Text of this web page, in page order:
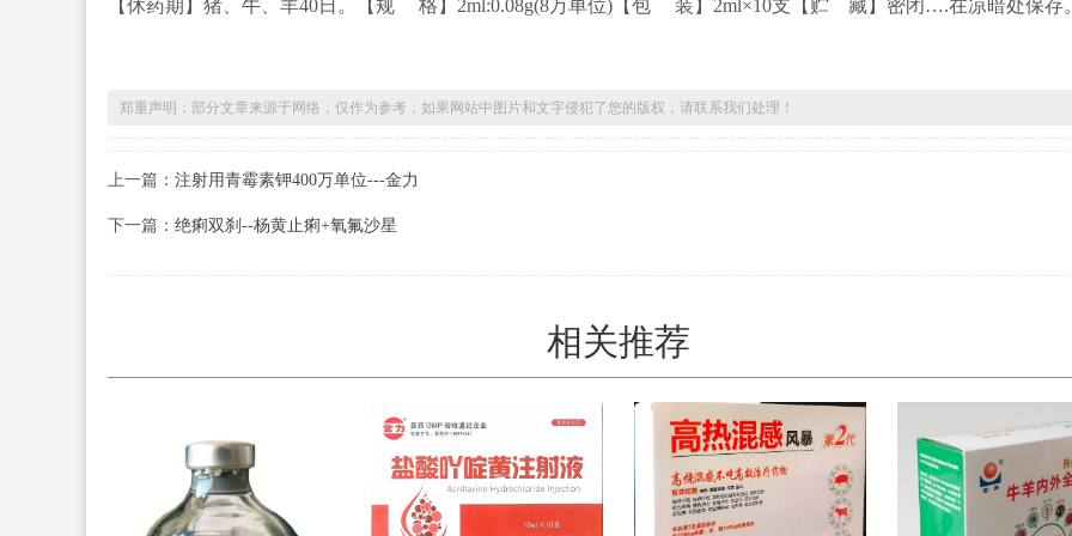
【休药期】猪、牛、羊40日。【规 格】2ml:0.08g(8万单位)【包 装】2ml×10支【贮 藏】密闭….在凉暗处保存
郑重声明：部分文章来源于网络，仅作为参考，如果网站中图片和文字侵犯了您的版权，请联系我们处理！
上一篇： 注射用青霉素钾400万单位---金力
下一篇： 绝痢双刹--杨黄止痢+氧氟沙星
相关推荐